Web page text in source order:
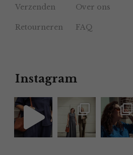
Verzenden Over ons
Retourneren FAQ
Instagram